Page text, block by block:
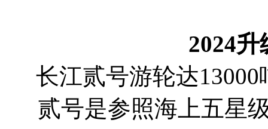
2024
长江贰号游轮达
贰号是参照海上五星